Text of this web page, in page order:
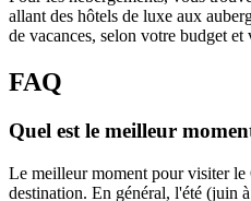
allant des hôtels de luxe aux
de vacances, selon votre budget et
FAQ
Quel est le meilleur
Le meilleur moment pour visiter le
destination. En général, l'été (juin